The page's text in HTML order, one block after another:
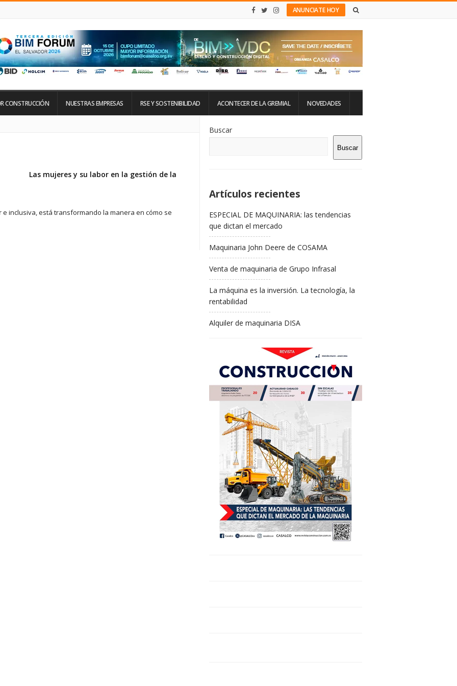
ANUNCIATE HOY
CONSTRUCCIÓN NUESTRAS EMPRESAS RSE Y SOSTENIBILIDAD ACONTECER DE LA GREMIAL NOVEDADES
Las mujeres y su labor en la gestión de la
inclusiva, está transformando la manera en cómo se
De
La
Buscar
Buscar
Artículos recientes
ESPECIAL DE MAQUINARIA: las tendencias
que dictan el mercado
Maquinaria John Deere de COSAMA
Venta de maquinaria de Grupo Infrasal
La máquina es la inversión. La tecnología, la
rentabilidad
Alquiler de maquinaria DISA